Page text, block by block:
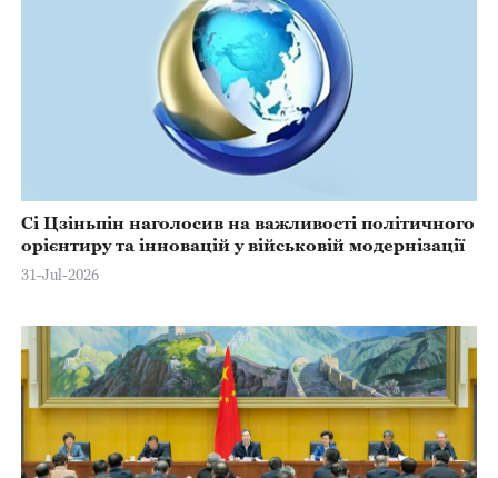
Сі Цзіньпін наголосив на важливості політичного
орієнтиру та інновацій у військовій модернізації
31-Jul-2026